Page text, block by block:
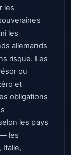
les
les
allemands
risque. Les
ou
et
obligations
les pays
les
Italie,